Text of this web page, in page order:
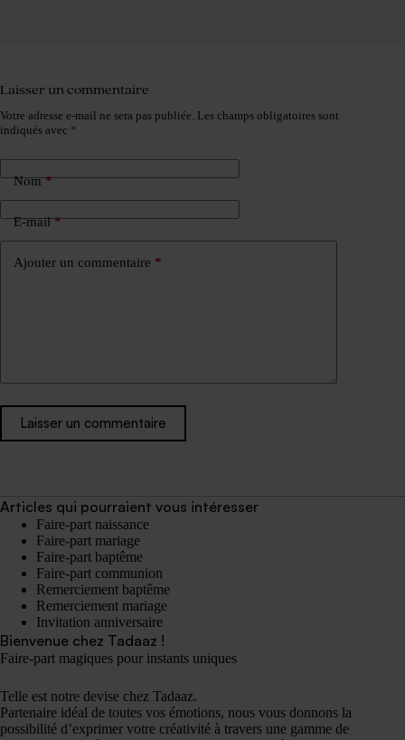
Laisser un commentaire
Votre adresse e-mail ne sera pas publiée. Les champs obligatoires sont
indiqués avec *
Nom*
E-mail*
Ajouter un commentaire *
Laisser un commentaire
Articles qui pourraient vous intéresser
Faire-part naissance
Faire-part mariage
Faire-part baptême
Faire-part communion
Remerciement baptême
Remerciement mariage
Invitation anniversaire
Bienvenue chez Tadaaz !
Faire-part magiques pour instants uniques
Telle est notre devise chez Tadaaz.
Partenaire idéal de toutes vos émotions, nous vous donnons la
possibilité d’exprimer votre créativité à travers une gamme de